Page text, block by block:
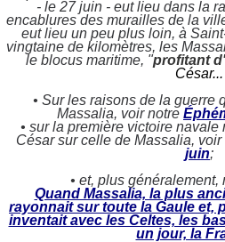
- le 27 juin - eut lieu dans la
encablures des murailles de la
eut lieu un peu plus loin, à
vingtaine de kilomètres, les
le blocus maritime, "profitant
César...
• Sur les raisons de la guerre
Massalia, voir notre
• sur la première victoire navale
César sur celle de Massalia, voir
juin;
• et, plus généralement,
Quand Massalia, la plus
rayonnait sur toute la Gaule et,
inventait avec les Celtes, les
un jour, la